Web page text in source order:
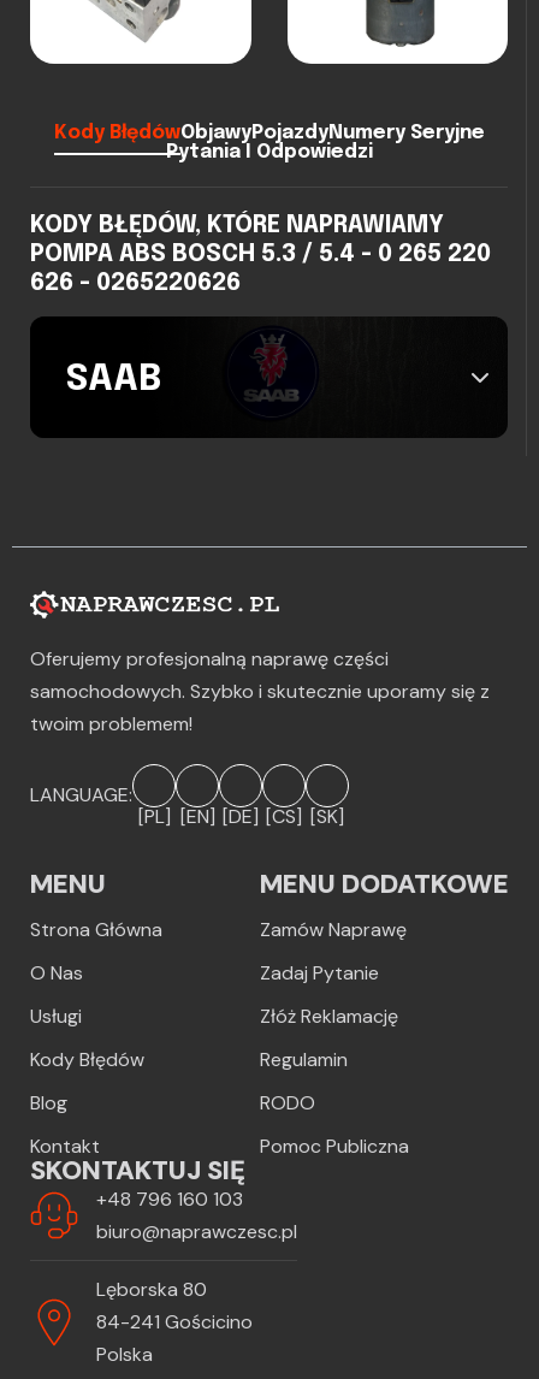
Kody BłędówObjawyPojazdyNumery Seryjne
Pytania I Odpowiedzi
KODY BŁĘDÓW, KTÓRE NAPRAWIAMY
POMPA ABS BOSCH 5.3 / 5.4 - 0 265 220
626 - 0265220626
SAAB
Oferujemy profesjonalną naprawę części
samochodowych. Szybko i skutecznie uporamy się z
twoim problemem!
LANGUAGE:
[PL] [EN] [DE] [CS] [SK]
MENU
Strona Główna
O Nas
Usługi
Kody Błędów
Blog
Kontakt
MENU DODATKOWE
Zamów Naprawę
Zadaj Pytanie
Złóż Reklamację
Regulamin
RODO
Pomoc Publiczna
SKONTAKTUJ SIĘ
+48 796 160 103
biuro@naprawczesc.pl
Lęborska 80
84-241 Gościcino
Polska